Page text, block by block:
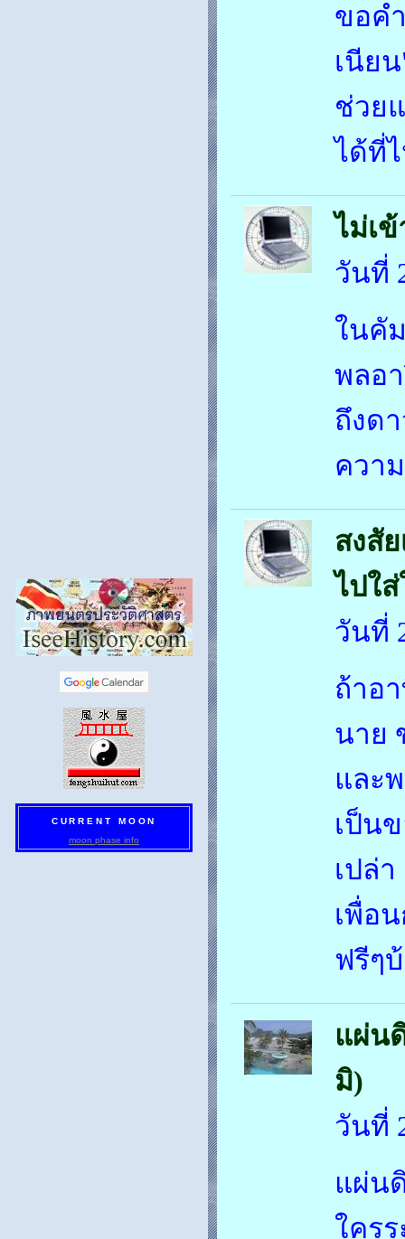
CURRENT MOON
moon phase info
ขอค
เนีย
ช่วย
ได้ที่
ไม่เ
วันที่
ในคั
พลอ
ถึงด
ควา
สงสั
ไปใ
วันที่
ถ้าอ
นาย
และ
เป็น
เปล่
เพื่อ
ฟรีๆ
แผ่น
มิ)
วันที่
แผ่น
ใคร